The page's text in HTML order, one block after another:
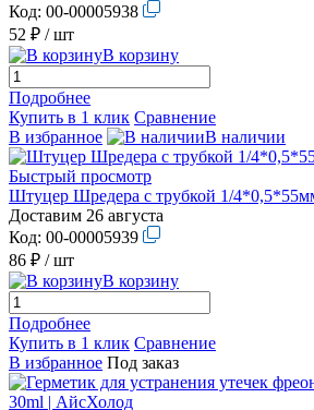
Код: 00-00005938
52 ₽ / шт
В корзину
Подробнее
Купить в 1 клик Сравнение
В избранное
В наличии
Быстрый просмотр
Штуцер Шредера с трубкой 1/
Доставим 26 августа
Код: 00-00005939
86 ₽ / шт
В корзину
Подробнее
Купить в 1 клик Сравнение
В избранное Под заказ